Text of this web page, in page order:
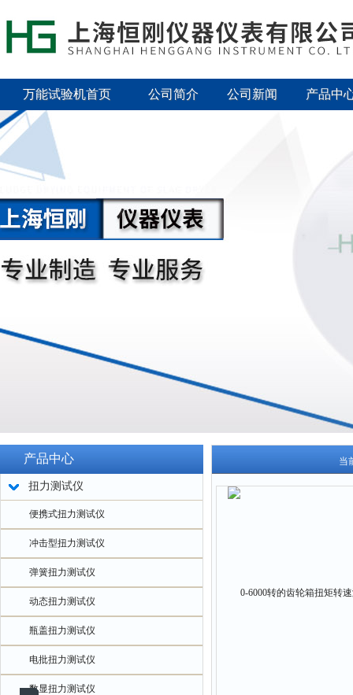
万能试验机首页 公司简介 公司新闻 产品中
产品中心
扭力测试仪
便携式扭力测试仪
冲击型扭力测试仪
弹簧扭力测试仪
动态扭力测试仪
瓶盖扭力测试仪
电批扭力测试仪
数显扭力测试仪
当